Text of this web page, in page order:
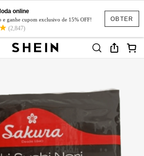
OBTER
online
e ganhe cupom exclusivo de 15% OFF!
(2,847)